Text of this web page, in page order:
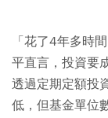
「花了4年多時
平直言，投資要
透過定期定額投
低，但基金單位